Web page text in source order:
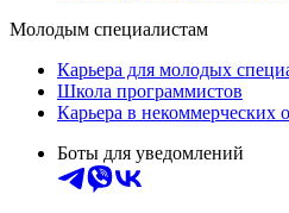
Молодым специалистам
Карьера для молодых
Школа программистов
Карьера в некоммерческих
Боты для уведомлений